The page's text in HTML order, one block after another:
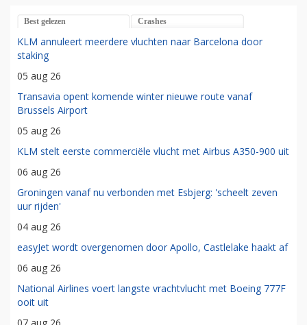
Best gelezen Crashes
KLM annuleert meerdere vluchten naar Barcelona door
staking
05 aug 26
Transavia opent komende winter nieuwe route vanaf
Brussels Airport
05 aug 26
KLM stelt eerste commerciële vlucht met Airbus A350-900 uit
06 aug 26
Groningen vanaf nu verbonden met Esbjerg: 'scheelt zeven
uur rijden'
04 aug 26
easyJet wordt overgenomen door Apollo, Castlelake haakt af
06 aug 26
National Airlines voert langste vrachtvlucht met Boeing 777F
ooit uit